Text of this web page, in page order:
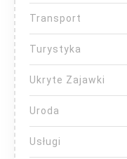
Transport
Turystyka
Ukryte Zajawki
Uroda
Usługi